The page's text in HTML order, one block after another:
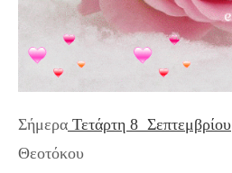
Σήμερα Τετάρτη 8 Σεπτεμβρίου
Θεοτόκου